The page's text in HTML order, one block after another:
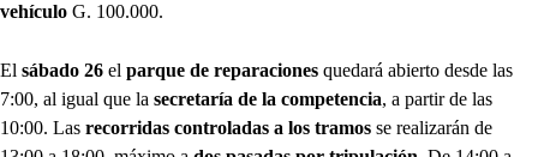
vehículo G. 100.000.
El sábado 26 el parque de reparaciones quedará abierto desde las
7:00, al igual que la secretaría de la competencia, a partir de las
10:00. Las recorridas controladas a los tramos se realizarán de